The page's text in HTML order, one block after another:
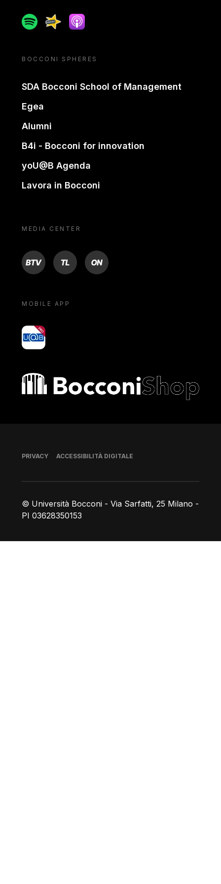
SpotifySpreakerApple podcast
BOCCONI SPHERES
SDA Bocconi School of Management
Egea
Alumni
B4i - Bocconi for innovation
yoU@B Agenda
Lavora in Bocconi
MEDIA CENTER
BTV TL ON
MOBILE APP
yoU@B
Bocconi shop
© Università Bocconi - Via Sarfatti, 25 Milano -
PI 03628350153
Piè di pagina
PRIVACY ACCESSIBILITÀ DIGITALE